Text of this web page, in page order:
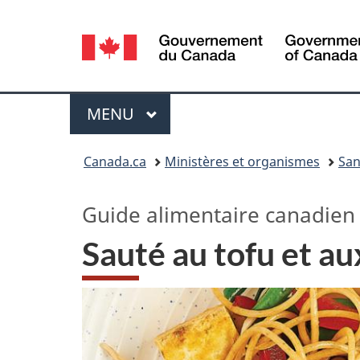
Sélection
de
la
langue
Menu
MENU PRINCIPAL
Canada.ca Ministères et organismes
Guide alimentaire canadien
Sauté au tofu et